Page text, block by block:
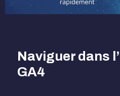
Naviguer dans
GA4